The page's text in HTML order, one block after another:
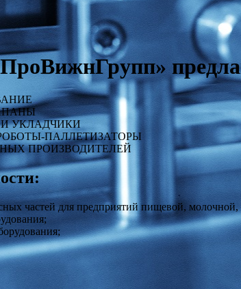
УКЛАДЧИКИ
ПАЛЛЕТИЗАТОРЫ
ПРОИЗВОДИТЕЛЕЙ
частей для предприятий пищевой,